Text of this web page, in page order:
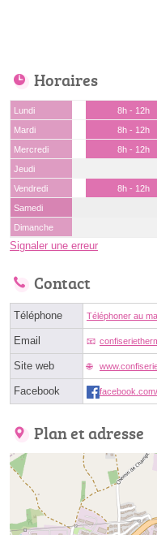
Horaires
Lundi 8h - 12h
Mardi
8h - 12h
Mercredi
8h - 12h
Jeudi
Vendredi
8h - 12h
Samedi
Dimanche
Signaler une erreur
Contact
Téléphone Téléphoner au
Email
Site web
Facebook
Plan et adresse